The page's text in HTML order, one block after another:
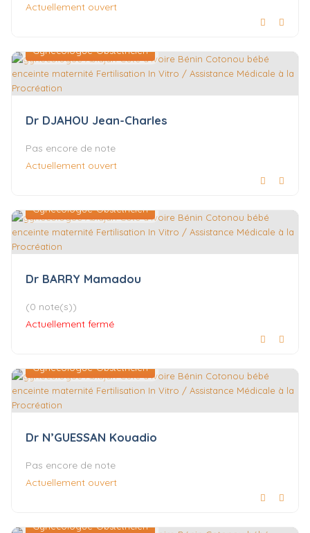
Actuellement ouvert
Gynécologue-Obstétricien
Dr DJAHOU Jean-Charles
Pas encore de note
Actuellement ouvert
Gynécologue-Obstétricien
Dr BARRY Mamadou
(0 note(s))
Actuellement fermé
Gynécologue-Obstétricien
Dr N’GUESSAN Kouadio
Pas encore de note
Actuellement ouvert
Gynécologue-Obstétricien